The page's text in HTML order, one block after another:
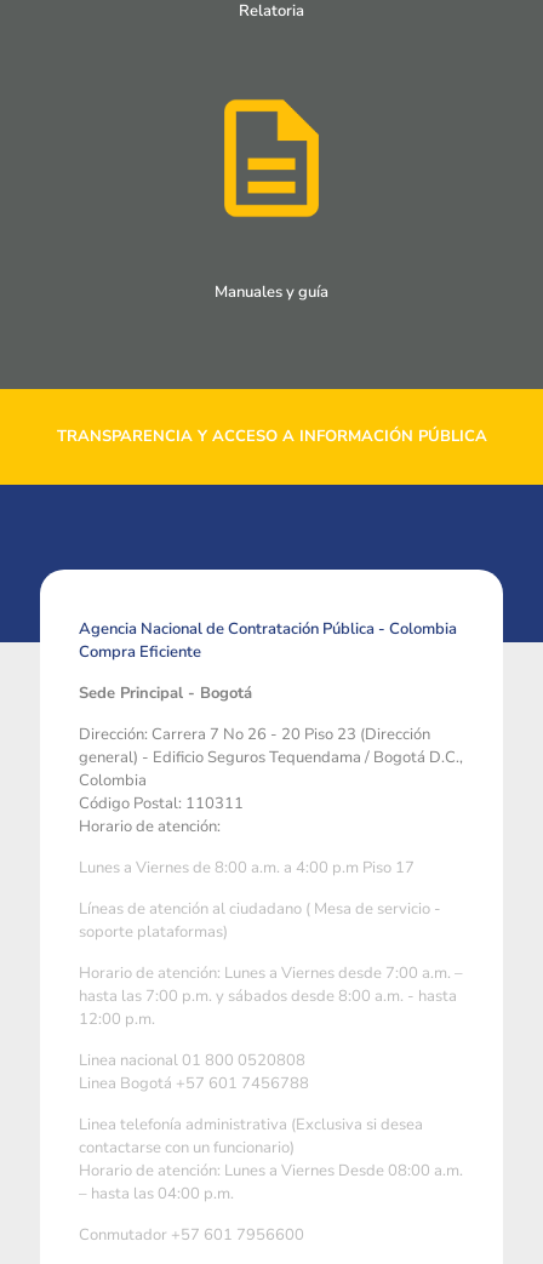
Relatoria
Manuales y guía
TRANSPARENCIA Y ACCESO A INFORMACIÓN PÚBLICA
Agencia Nacional de Contratación Pública - Colombia
Compra Eficiente
Sede Principal - Bogotá
Dirección: Carrera 7 No 26 - 20 Piso 23 (Dirección
general) - Edificio Seguros Tequendama / Bogotá D.C.,
Colombia
Código Postal: 110311
Horario de atención:
Lunes a Viernes de 8:00 a.m. a 4:00 p.m Piso 17
Líneas de atención al ciudadano ( Mesa de servicio -
soporte plataformas)
Horario de atención: Lunes a Viernes desde 7:00 a.m. –
hasta las 7:00 p.m. y sábados desde 8:00 a.m. - hasta
12:00 p.m.
Linea nacional 01 800 0520808
Linea Bogotá +57 601 7456788
Linea telefonía administrativa (Exclusiva si desea
contactarse con un funcionario)
Horario de atención: Lunes a Viernes Desde 08:00 a.m.
– hasta las 04:00 p.m.
Conmutador +57 601 7956600